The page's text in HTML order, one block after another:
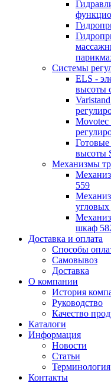
Системы
ELS -
высоты
Movotec
высоты
Механизмы
559
шкаф
Доставка и оплата
Способы
Самовывоз
Доставка
О компании
История
Руководство
Качество
Каталоги
Информация
Новости
Статьи
Терминология
Контакты